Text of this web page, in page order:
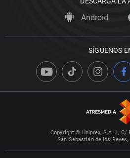
Android
SÍGUENOS
Copyright © Uniprex, S.A.U., C/
San Sebastián de los